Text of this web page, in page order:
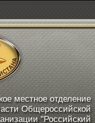
местное отделение
Общероссийской
"Российский